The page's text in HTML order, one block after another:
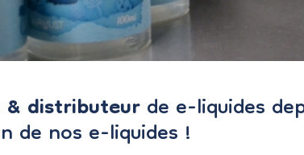
distributeurde e-liquides
de nos e-liquides !